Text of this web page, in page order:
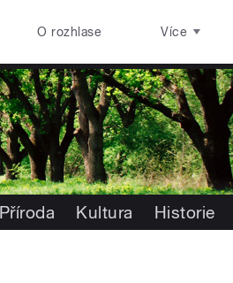
O rozhlase Více
Příroda Kultura Historie